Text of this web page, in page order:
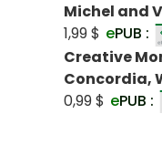
Michel and
1,99 $ ePUB :
Creative
Concordia,
0,99 $ ePUB :